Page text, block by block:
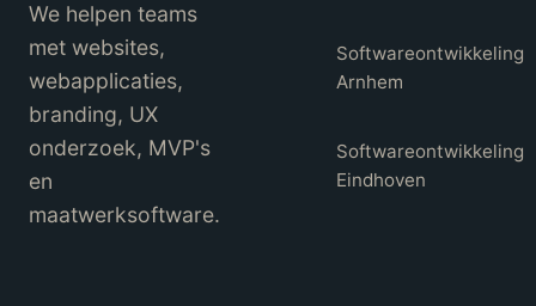
We helpen teams
met websites,
webapplicaties,
branding, UX
onderzoek, MVP's
en
maatwerksoftware.
Softwareontwikkeling
Arnhem
Softwareontwikkeling
Eindhoven